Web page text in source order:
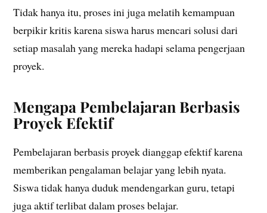
Tidak hanya itu, proses ini juga melatih kemampuan
berpikir kritis karena siswa harus mencari solusi dari
setiap masalah yang mereka hadapi selama pengerjaan
proyek.
Mengapa Pembelajaran Berbasis
Proyek Efektif
Pembelajaran berbasis proyek dianggap efektif karena
memberikan pengalaman belajar yang lebih nyata.
Siswa tidak hanya duduk mendengarkan guru, tetapi
juga aktif terlibat dalam proses belajar.